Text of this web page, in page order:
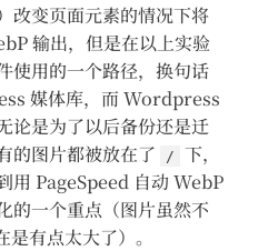
改变页面元素的情况下将
输出，但是在以上实验
使用的一个路径，换句话
媒体库，而 Wordpress
论是为了以后备份还是迁
的图片都被放在了
/
下，
用 PageSpeed 自动 WebP
的一个重点（图片虽然不
有点太大了）。